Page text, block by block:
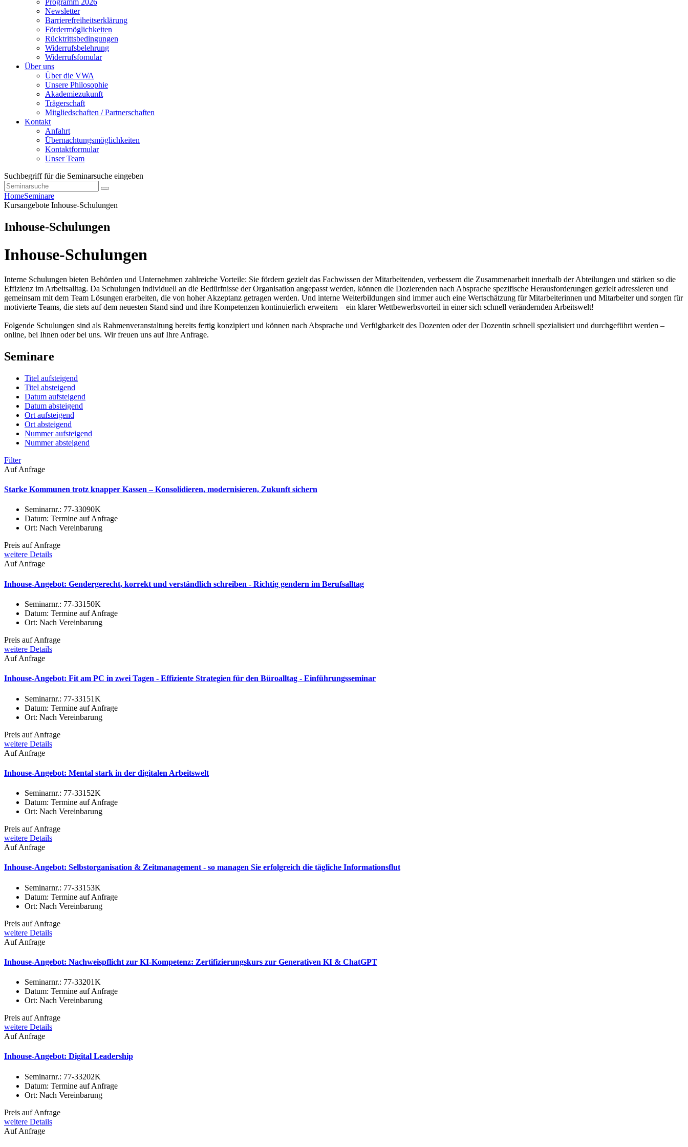
Programm 2026
Newsletter
Barrierefreiheitserklärung
Fördermöglichkeiten
Rücktrittsbedingungen
Widerrufsbelehrung
Widerrufsfomular
Über uns
Über die VWA
Unsere Philosophie
Akademiezukunft
Trägerschaft
Mitgliedschaften / Partnerschaften
Kontakt
Anfahrt
Übernachtungsmöglichkeiten
Kontaktformular
Unser Team
Suchbegriff für die Seminarsuche eingeben
HomeSeminare
Kursangebote Inhouse-Schulungen
Inhouse-Schulungen
Inhouse-Schulungen
Interne Schulungen bieten Behörden und Unternehmen zahlreiche Vorteile: Sie fördern gezielt das Fachwissen der Mitarbeitenden, verbessern die Zusammenarbeit innerhalb der Abteilungen und stärken so die
Effizienz im Arbeitsalltag. Da Schulungen individuell an die Bedürfnisse der Organisation angepasst werden, können die Dozierenden nach Absprache spezifische Herausforderungen gezielt adressieren und
gemeinsam mit dem Team Lösungen erarbeiten, die von hoher Akzeptanz getragen werden. Und interne Weiterbildungen sind immer auch eine Wertschätzung für Mitarbeiterinnen und Mitarbeiter und sorgen für
motivierte Teams, die stets auf dem neuesten Stand sind und ihre Kompetenzen kontinuierlich erweitern – ein klarer Wettbewerbsvorteil in einer sich schnell verändernden Arbeitswelt!
Folgende Schulungen sind als Rahmenveranstaltung bereits fertig konzipiert und können nach Absprache und Verfügbarkeit des Dozenten oder der Dozentin schnell spezialisiert und durchgeführt werden –
online, bei Ihnen oder bei uns. Wir freuen uns auf Ihre Anfrage.
Seminare
Titel aufsteigend
Titel absteigend
Datum aufsteigend
Datum absteigend
Ort aufsteigend
Ort absteigend
Nummer aufsteigend
Nummer absteigend
Filter
Auf Anfrage
Starke Kommunen trotz knapper Kassen – Konsolidieren, modernisieren, Zukunft sichern
Seminarnr.: 77-33090K
Datum: Termine auf Anfrage
Ort: Nach Vereinbarung
Preis auf Anfrage
weitere Details
Auf Anfrage
Inhouse-Angebot: Gendergerecht, korrekt und verständlich schreiben - Richtig gendern im Berufsalltag
Seminarnr.: 77-33150K
Datum: Termine auf Anfrage
Ort: Nach Vereinbarung
Preis auf Anfrage
weitere Details
Auf Anfrage
Inhouse-Angebot: Fit am PC in zwei Tagen - Effiziente Strategien für den Büroalltag - Einführungsseminar
Seminarnr.: 77-33151K
Datum: Termine auf Anfrage
Ort: Nach Vereinbarung
Preis auf Anfrage
weitere Details
Auf Anfrage
Inhouse-Angebot: Mental stark in der digitalen Arbeitswelt
Seminarnr.: 77-33152K
Datum: Termine auf Anfrage
Ort: Nach Vereinbarung
Preis auf Anfrage
weitere Details
Auf Anfrage
Inhouse-Angebot: Selbstorganisation & Zeitmanagement - so managen Sie erfolgreich die tägliche Informationsflut
Seminarnr.: 77-33153K
Datum: Termine auf Anfrage
Ort: Nach Vereinbarung
Preis auf Anfrage
weitere Details
Auf Anfrage
Inhouse-Angebot: Nachweispflicht zur KI-Kompetenz: Zertifizierungskurs zur Generativen KI & ChatGPT
Seminarnr.: 77-33201K
Datum: Termine auf Anfrage
Ort: Nach Vereinbarung
Preis auf Anfrage
weitere Details
Auf Anfrage
Inhouse-Angebot: Digital Leadership
Seminarnr.: 77-33202K
Datum: Termine auf Anfrage
Ort: Nach Vereinbarung
Preis auf Anfrage
weitere Details
Auf Anfrage